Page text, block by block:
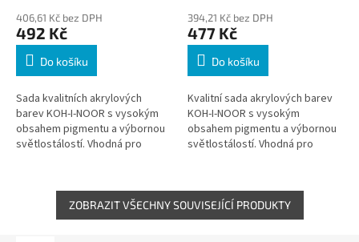
406,61 Kč bez DPH
492 Kč
Do košíku
Sada kvalitních akrylových
barev KOH-I-NOOR s vysokým
obsahem pigmentu a výbornou
světlostálostí. Vhodná pro
394,21 Kč bez DPH
477 Kč
Do košíku
Kvalitní sada akrylových barev
KOH-I-NOOR s vysokým
obsahem pigmentu a výbornou
světlostálostí. Vhodná pro
různé...
ZOBRAZIT VŠECHNY SOUVISEJÍCÍ PRODUKTY